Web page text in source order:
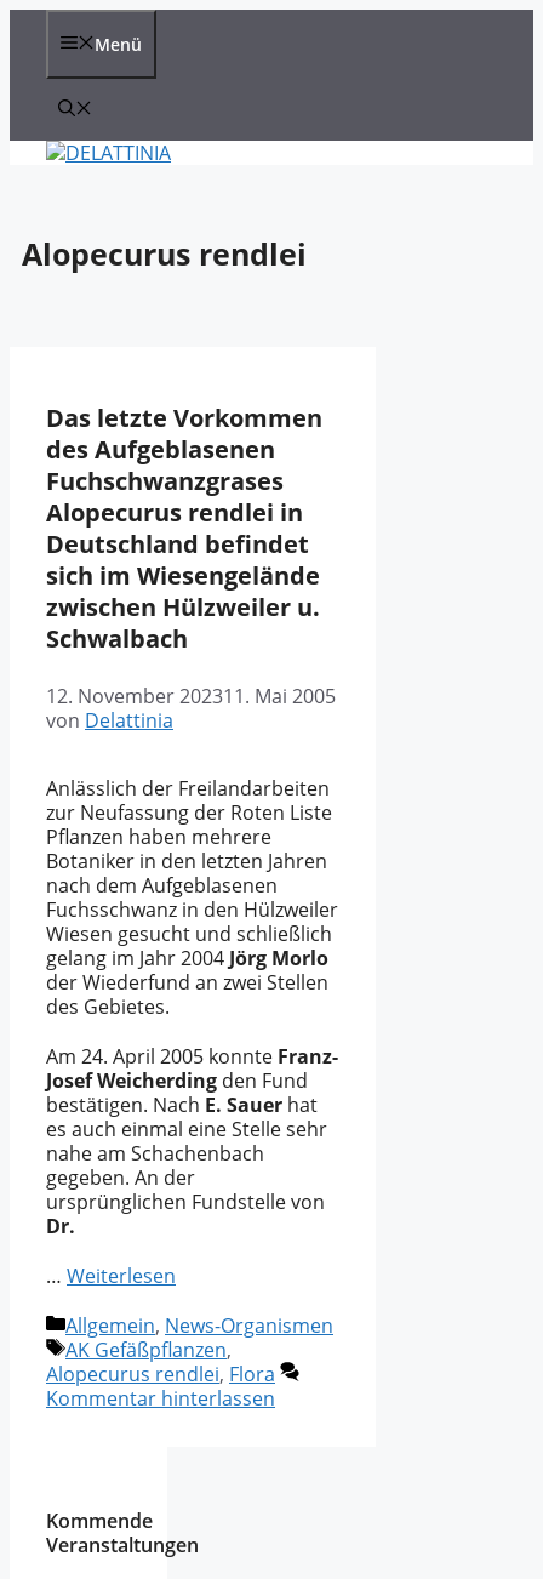
Zum
Menü
Alopecurus rendlei
Das letzte Vorkommen
des Aufgeblasenen
Fuchschwanzgrases
Alopecurus rendlei in
Deutschland befindet
sich im Wiesengelände
zwischen Hülzweiler u.
Schwalbach
12. November 202311. Mai 2005
von Delattinia
Anlässlich der Freilandarbeiten
zur Neufassung der Roten Liste
Pflanzen haben mehrere
Botaniker in den letzten Jahren
nach dem Aufgeblasenen
Fuchsschwanz in den Hülzweiler
Wiesen gesucht und schließlich
gelang im Jahr 2004 Jörg Morlo
der Wiederfund an zwei Stellen
des Gebietes.
Am 24. April 2005 konnte Franz-
Josef Weicherding den Fund
bestätigen. Nach E. Sauer hat
es auch einmal eine Stelle sehr
nahe am Schachenbach
gegeben. An der
ursprünglichen Fundstelle von
Dr.
… Weiterlesen
Kategorien
Allgemein, News-Organismen
Schlagwörter
AK Gefäßpflanzen,
Alopecurus rendlei, Flora
Kommentar hinterlassen
Kommende
Veranstaltungen